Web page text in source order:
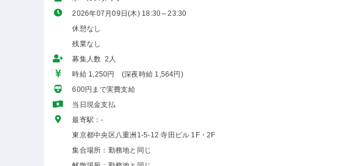
2026年07月09日(木) 18:30～23:30
休憩なし
残業なし
募集人数 2人
時給 1,250円 (深夜時給 1,564円)
600円まで実費支給
当日現金支払
最寄駅：-
東京都中央区八重洲1-5-12 寺田ビル 1F・2F
集合場所：勤務地と同じ